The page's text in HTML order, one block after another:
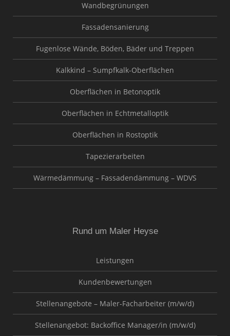
Wandbegrünungen
Fassadensanierung
Fugenlose Wände, Böden, Bäder und Treppen
Kalkkind – Sumpfkalk-Oberflächen
Oberflächen in Betonoptik
Oberflächen in Echtmetalloptik
Oberflächen in Rostoptik
Tapezierarbeiten
Wärmedämmung – Fassadendämmung – WDVS
Rund um Maler Heyse
Leistungen
Kundenbewertungen
Stellenangebote – Maler-Facharbeiter (m/w/d)
Stellenangebot: Backoffice Manager/in (m/w/d)